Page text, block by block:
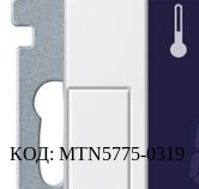
КОД: MTN5775-0319